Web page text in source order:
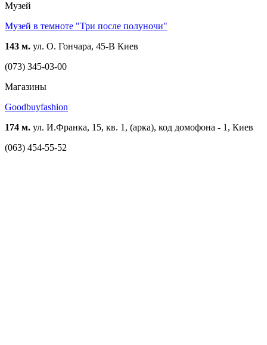
Музей
Музей в темноте "Три после полуночи"
143 м. ул. О. Гончара, 45-В Киев
(073) 345-03-00
Магазины
Goodbuyfashion
174 м. ул. И.Франка, 15, кв. 1, (арка), код домофона - 1, Киев
(063) 454-55-52